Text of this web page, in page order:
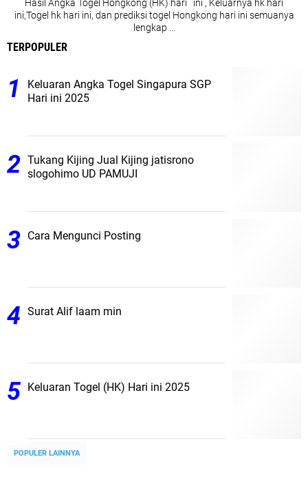
Hasil Angka Togel Hongkong (HK) hari ini , Keluarnya hk hari
ini,Togel hk hari ini, dan prediksi togel Hongkong hari ini semuanya
lengkap ...
TERPOPULER
Keluaran Angka Togel Singapura SGP
Hari ini 2025
Tukang Kijing Jual Kijing jatisrono
slogohimo UD PAMUJI
Cara Mengunci Posting
Surat Alif laam min
Keluaran Togel (HK) Hari ini 2025
POPULER LAINNYA